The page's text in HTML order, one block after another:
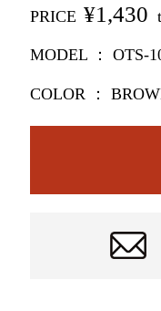
PRICE ¥1,430
MODEL ： OTS-
COLOR ：